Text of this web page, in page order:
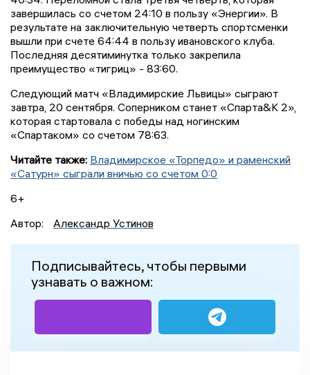
завершилась со счетом 24:10 в пользу «Энергии». В
результате на заключительную четверть спортсменки
вышли при счете 64:44 в пользу ивановского клуба.
Последняя десятиминутка только закрепила
преимущество «тигриц» - 83:60.
Следующий матч «Владимирские Львицы» сыграют
завтра, 20 сентября. Соперником станет «Спарта&К 2»,
которая стартовала с победы над ногинским
«Спартаком» со счетом 78:63.
Читайте также: Владимирское «Торпедо» и раменский
«Сатурн» сыграли вничью со счетом 0:0
6+
Автор:
Александр Устинов
Подписывайтесь, чтобы первыми
узнавать о важном: